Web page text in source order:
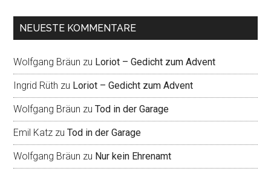
NEUESTE KOMMENTARE
Wolfgang Bräun zu Loriot – Gedicht zum Advent
Ingrid Rüth zu Loriot – Gedicht zum Advent
Wolfgang Bräun zuTod in der Garage
Emil Katz zuTod in der Garage
Wolfgang Bräun zu Nur kein Ehrenamt